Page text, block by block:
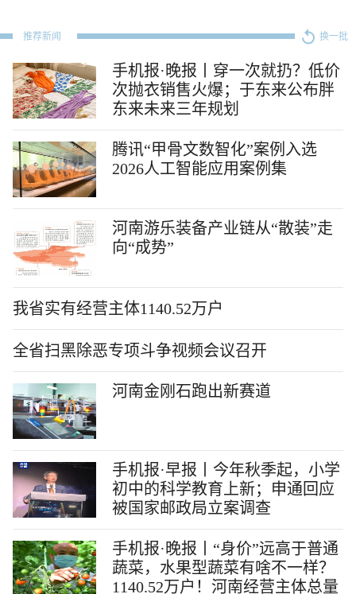
推荐新闻 换一批
手机报·晚报丨穿一次就扔？低价
次抛衣销售火爆；于东来公布胖
东来未来三年规划
腾讯“甲骨文数智化”案例入选
2026人工智能应用案例集
河南游乐装备产业链从“散装”走
向“成势”
我省实有经营主体1140.52万户
全省扫黑除恶专项斗争视频会议召开
河南金刚石跑出新赛道
手机报·早报丨今年秋季起，小学
初中的科学教育上新；申通回应
被国家邮政局立案调查
手机报·晚报丨“身价”远高于普通
蔬菜，水果型蔬菜有啥不一样？
1140.52万户！河南经营主体总量